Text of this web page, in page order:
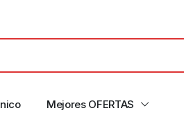
Mejores OFERTAS